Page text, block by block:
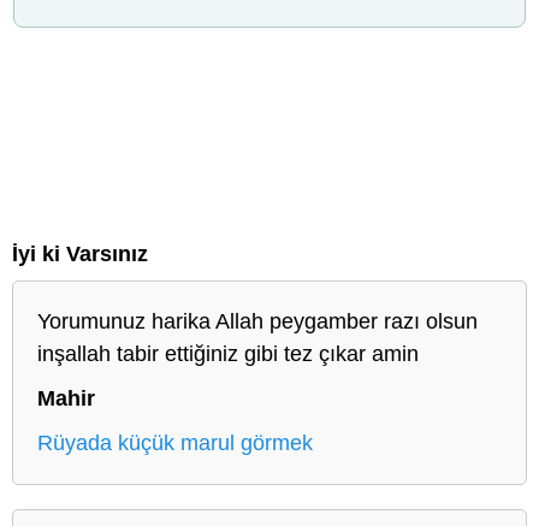
İyi ki Varsınız
Yorumunuz harika Allah peygamber razı olsun
inşallah tabir ettiğiniz gibi tez çıkar amin
Mahir
Rüyada küçük marul görmek